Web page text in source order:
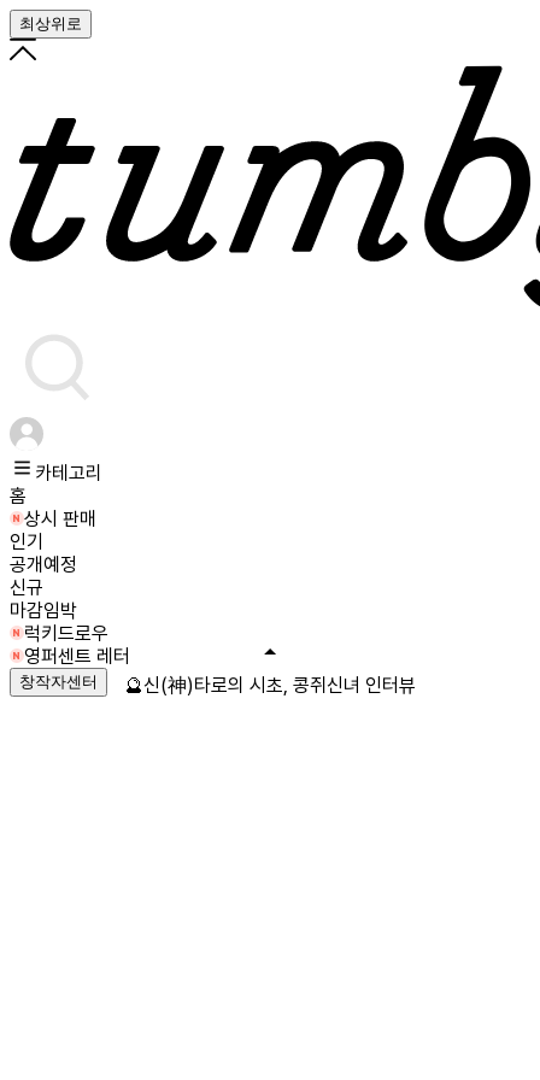
최상위로
카테고리
홈
상시 판매
인기
공개예정
신규
마감임박
럭키드로우
영퍼센트 레터
창작자센터 🔮신(神)타로의 시초, 콩쥐신녀 인터뷰